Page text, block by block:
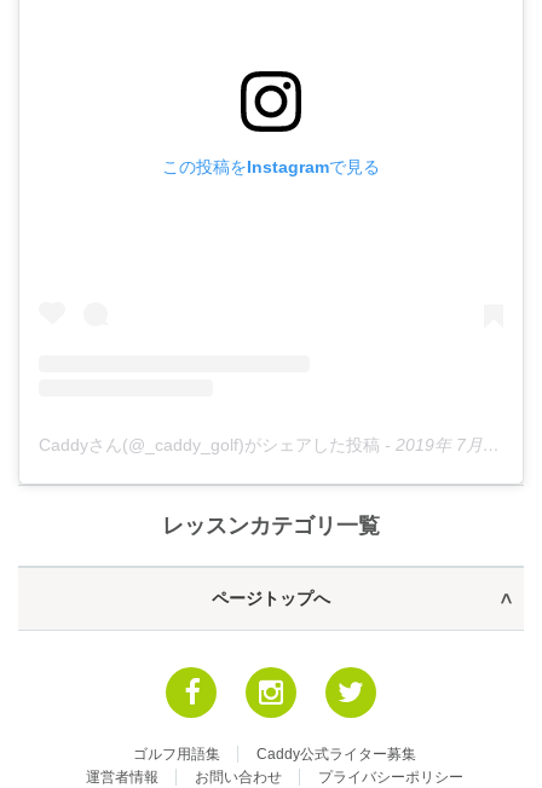
この投稿をInstagramで見る
Caddyさん(@_caddy_golf)がシェアした投稿 - 2019年 7月月8日午後6時37分PDT
レッスンカテゴリ一覧
ページトップへ
ゴルフ用語集
Caddy公式ライター募集
運営者情報
お問い合わせ プライバシーポリシー